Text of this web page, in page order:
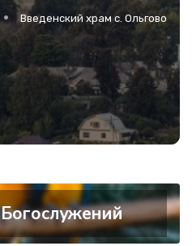
Введенский храм с. Ольгово